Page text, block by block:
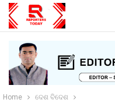
Home ଦେଶ ବିଦେଶ